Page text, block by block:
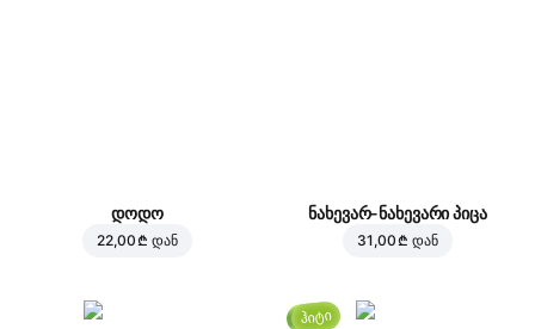
დოდო
22,00 ₾ დან
ნახევარ-ნახევარი პიცა
31,00 ₾ დან
ჰიტი